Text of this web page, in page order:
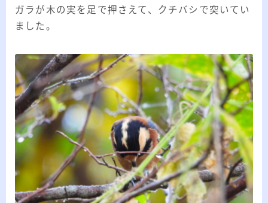
アーカイブ
ア
ー
カ
イ
ブRSS
プロフィール
ガラが木の実を足で押さえて、クチバシで突いてい
ました。